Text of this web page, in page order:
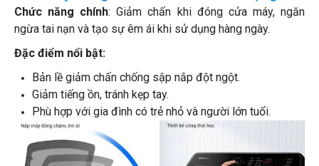
Chức năng chính: Giảm chấn khi đóng cửa máy, ngăn
ngừa tai nạn và tạo sự êm ái khi sử dụng hàng ngày.
Đặc điểm nổi bật:
Bản lề giảm chấn chống sập nắp đột ngột.
Giảm tiếng ồn, tránh kẹp tay.
Phù hợp với gia đình có trẻ nhỏ và người lớn tuổi.